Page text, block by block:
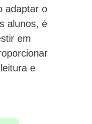
adaptar o
alunos, é
em
e